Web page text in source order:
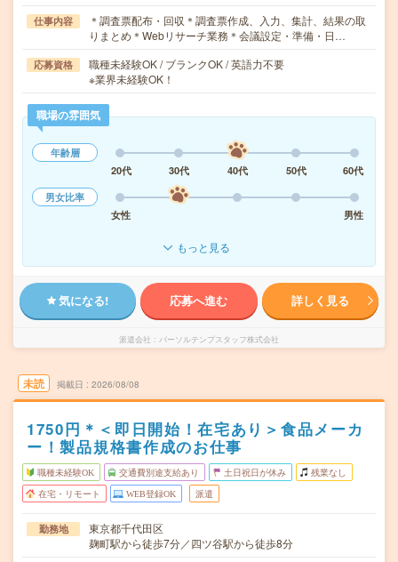
仕事内容
＊調査票配布・回収＊調査票作成、入力、集計、結果の取
りまとめ＊Webリサーチ業務＊会議設定・準備・日…
応募資格
職種未経験OK / ブランクOK / 英語力不要
※業界未経験OK！
職場の雰囲気
年齢層
20代
30代 40代 50代
60代
男女比率
女性
男性
もっと見る
気になる! 応募へ進む 詳しく見る
派遣会社 パーソルテンプスタッフ株式会社
未読 掲載日 2026/08/08
1750円＊＜即日開始！在宅あり＞食品メーカ
ー！製品規格書作成のお仕事
職種未経験OK 交通費別途支給あり 土日祝日が休み 残業なし
在宅・リモート WEB登録OK 派遣
勤務地
東京都千代田区
麹町駅から徒歩7分／四ツ谷駅から徒歩8分